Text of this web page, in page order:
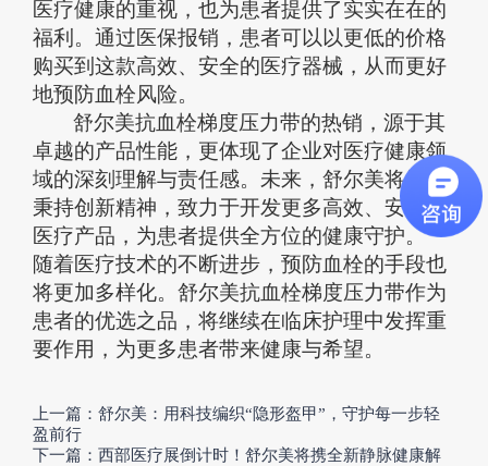
医疗健康的重视，也为患者提供了实实在在的
福利。通过医保报销，患者可以以更低的价格
购买到这款高效、安全的医疗器械，从而更好
地预防血栓风险。
舒尔美抗血栓梯度压力带的热销 ，源于其
卓越的产品性能，更体现了企业对医疗健康领
域的深刻理解与责任感。未来，舒尔美将继续
秉持创新精神，致力于开发更多高效、安全的
医疗产品，为患者提供全方位的健康守护。
随着医疗技术的不断进步，预防血栓的手段也
将更加多样化。舒尔美抗血栓梯度压力带作为
患者的优选之品 ，将继续在临床护理中发挥重
要作用，为更多患者带来健康与希望。
上一篇：舒尔美：用科技编织“隐形盔甲”，守护每一步轻
盈前行
下一篇：西部医疗展倒计时！舒尔美将携全新静脉健康解